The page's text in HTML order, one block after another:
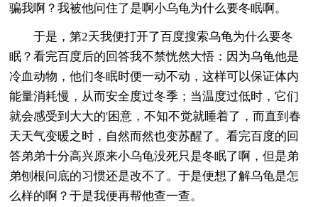
骗我啊？我被他问住了是啊小乌龟为什么要冬眠啊。
于是，第2天我便打开了百度搜索乌龟为什么要冬
眠？看完百度后的回答我不禁恍然大悟：因为乌龟他是
冷血动物，他们冬眠时便一动不动，这样可以保证体内
能量消耗慢，从而安全度过冬季；当温度过低时，它们
就会感受到大大的'困意，不知不觉就睡着了，而直到春
天天气变暖之时，自然而然也变苏醒了。看完百度的回
答弟弟十分高兴原来小乌龟没死只是冬眠了啊，但是弟
弟刨根问底的习惯还是改不了。于是便想了解乌龟是怎
么样的啊？于是我便再帮他查一查。